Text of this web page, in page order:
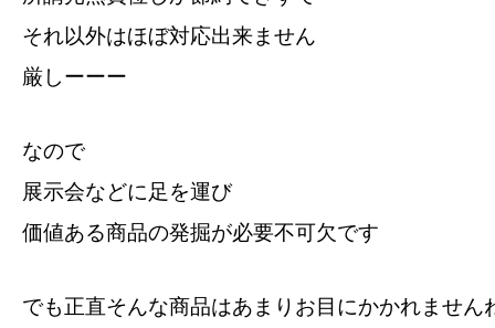
それ以外はほぼ対応出来ません
厳しーーー
なので
展示会などに足を運び
価値ある商品の発掘が必要不可欠です
でも正直そんな商品はあまりお目にかかれませ